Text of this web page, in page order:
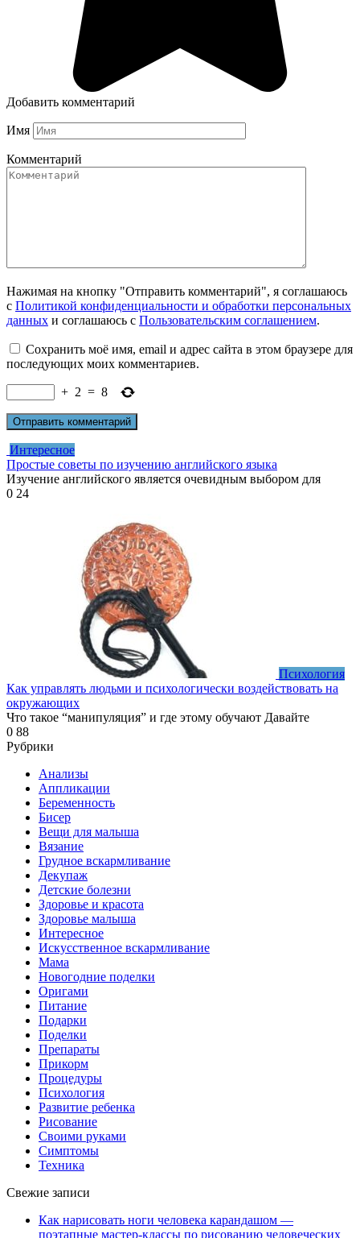
Добавить комментарий
Имя
Комментарий
Нажимая на кнопку "Отправить комментарий", я соглашаюсь
с Политикой конфиденциальности и обработки персональных
данных и соглашаюсь с Пользовательским соглашением.
Сохранить моё имя, email и адрес сайта в этом браузере для
последующих моих комментариев.
+ 2 = 8
Интересное
Простые советы по изучению английского языка
Изучение английского является очевидным выбором для
0 24
Психология
Как управлять людьми и психологически воздействовать на
окружающих
Что такое “манипуляция” и где этому обучают Давайте
0 88
Рубрики
Анализы
Аппликации
Беременность
Бисер
Вещи для малыша
Вязание
Грудное вскармливание
Декупаж
Детские болезни
Здоровье и красота
Здоровье малыша
Интересное
Искусственное вскармливание
Мама
Новогодние поделки
Оригами
Питание
Подарки
Поделки
Препараты
Прикорм
Процедуры
Психология
Развитие ребенка
Рисование
Своими руками
Симптомы
Техника
Свежие записи
Как нарисовать ноги человека карандашом —
поэтапные мастер-классы по рисованию человеческих